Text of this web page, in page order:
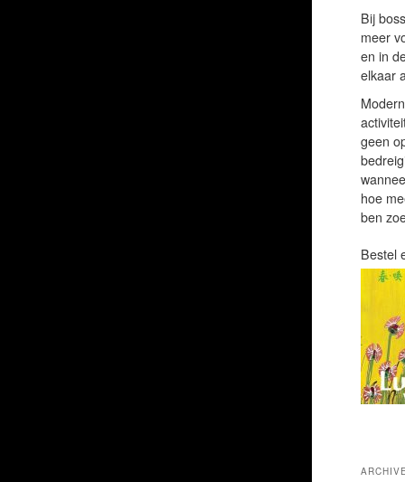
Bij
meer
en in
elkaar
geen
hoe
ben
Bestel